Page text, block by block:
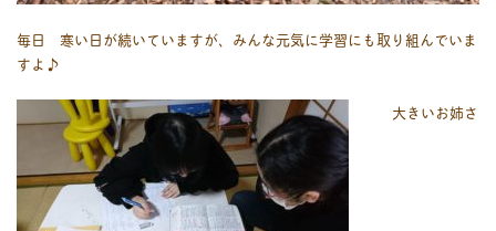
毎日 寒い日が続いていますが、みんな元気に学習にも取り組んでいま
すよ♪
大きいお姉さ